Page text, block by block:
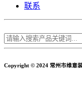
联系
Copyright © 2024 常州市维意